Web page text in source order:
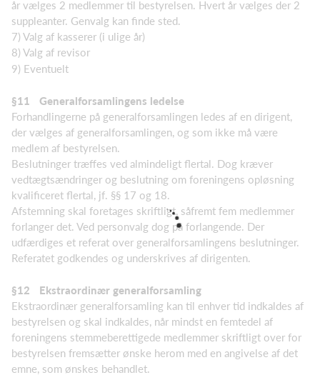
år vælges 2 medlemmer til bestyrelsen. Hvert år vælges der 2
suppleanter. Genvalg kan finde sted.
7) Valg af kasserer (i ulige år)
8) Valg af revisor
9) Eventuelt
§11
Generalforsamlingens ledelse
Forhandlingerne på generalforsamlingen ledes af en dirigent,
der vælges af generalforsamlingen, og som ikke må være
medlem af bestyrelsen.
Beslutninger træffes ved almindeligt flertal. Dog kræver
vedtægtsændringer og beslutning om foreningens opløsning
kvalificeret flertal, jf. §§ 17 og 18.
Afstemning skal foretages skriftligt, såfremt fem medlemmer
forlanger det. Ved personvalg dog på forlangende. Der
udfærdiges et referat over generalforsamlingens beslutninger.
Referatet godkendes og underskrives af dirigenten.
§12
Ekstraordinær generalforsamling
Ekstraordinær generalforsamling kan til enhver tid indkaldes af
bestyrelsen og skal indkaldes, når mindst en femtedel af
foreningens stemmeberettigede medlemmer skriftligt over for
bestyrelsen fremsætter ønske herom med en angivelse af det
emne, som ønskes behandlet.